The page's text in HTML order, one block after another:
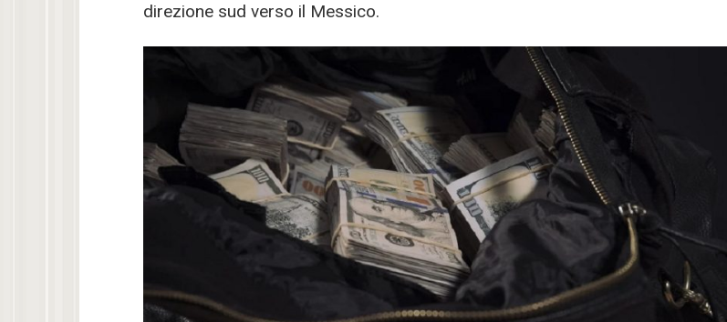
direzione sud verso il Messico.